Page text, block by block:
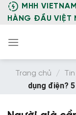
Skip
MHH
HÀNG ĐẦU VIỆT
Trang chủ /
dụng điện?